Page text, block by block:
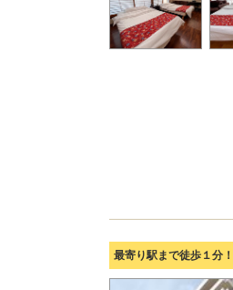
最寄り駅まで徒歩１分